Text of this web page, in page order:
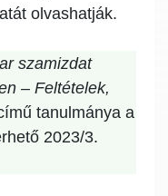
olvashatják.
szamizdat
– Feltételek,
tanulmánya a
2023/3.